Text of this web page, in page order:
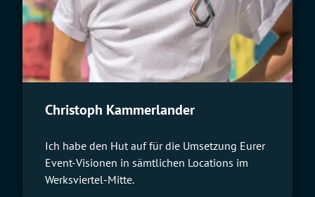
Christoph Kammerlander
Ich habe den Hut auf für die Umsetzung Eurer
Event-Visionen in sämtlichen Locations im
Werksviertel-Mitte.